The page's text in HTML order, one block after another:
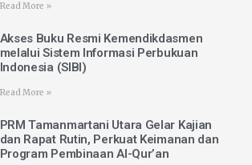
Read More »
Akses Buku Resmi Kemendikdasmen
melalui Sistem Informasi Perbukuan
Indonesia (SIBI)
Read More »
PRM Tamanmartani Utara Gelar Kajian
dan Rapat Rutin, Perkuat Keimanan dan
Program Pembinaan Al-Qur’an